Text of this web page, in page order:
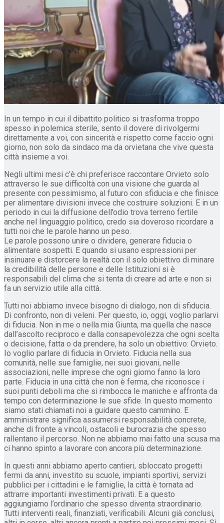
In un tempo in cui il dibattito politico si trasforma troppo
spesso in polemica sterile, sento il dovere di rivolgermi
direttamente a voi, con sincerità e rispetto come faccio ogni
giorno, non solo da sindaco ma da orvietana che vive questa
città insieme a voi.
Negli ultimi mesi c’è chi preferisce raccontare Orvieto solo
attraverso le sue difficoltà con una visione che guarda al
presente con pessimismo, al futuro con sfiducia e che finisce
per alimentare divisioni invece che costruire soluzioni. E in un
periodo in cui la diffusione dell’odio trova terreno fertile
anche nel linguaggio politico, credo sia doveroso ricordare a
tutti noi che le parole hanno un peso.
Le parole possono unire o dividere, generare fiducia o
alimentare sospetti. E quando si usano espressioni per
insinuare e distorcere la realtà con il solo obiettivo di minare
la credibilità delle persone e delle Istituzioni si è
responsabili del clima che si tenta di creare ad arte e non si
fa un servizio utile alla città.
Tutti noi abbiamo invece bisogno di dialogo, non di sfiducia.
Di confronto, non di veleni. Per questo, io, oggi, voglio parlarvi
di fiducia. Non in me o nella mia Giunta, ma quella che nasce
dall’ascolto reciproco e dalla consapevolezza che ogni scelta
o decisione, fatta o da prendere, ha solo un obiettivo: Orvieto.
Io voglio parlare di fiducia in Orvieto. Fiducia nella sua
comunità, nelle sue famiglie, nei suoi giovani, nelle
associazioni, nelle imprese che ogni giorno fanno la loro
parte. Fiducia in una città che non è ferma, che riconosce i
suoi punti deboli ma che si rimbocca le maniche e affronta da
tempo con determinazione le sue sfide. In questo momento
siamo stati chiamati noi a guidare questo cammino. E
amministrare significa assumersi responsabilità concrete,
anche di fronte a vincoli, ostacoli e burocrazia che spesso
rallentano il percorso. Non ne abbiamo mai fatto una scusa ma
ci hanno spinto a lavorare con ancora più determinazione.
In questi anni abbiamo aperto cantieri, sbloccato progetti
fermi da anni, investito su scuole, impianti sportivi, servizi
pubblici per i cittadini e le famiglie, la città è tornata ad
attrarre importanti investimenti privati. E a questo
aggiungiamo l’ordinario che spesso diventa straordinario.
Tutti interventi reali, finanziati, verificabili. Alcuni già conclusi,